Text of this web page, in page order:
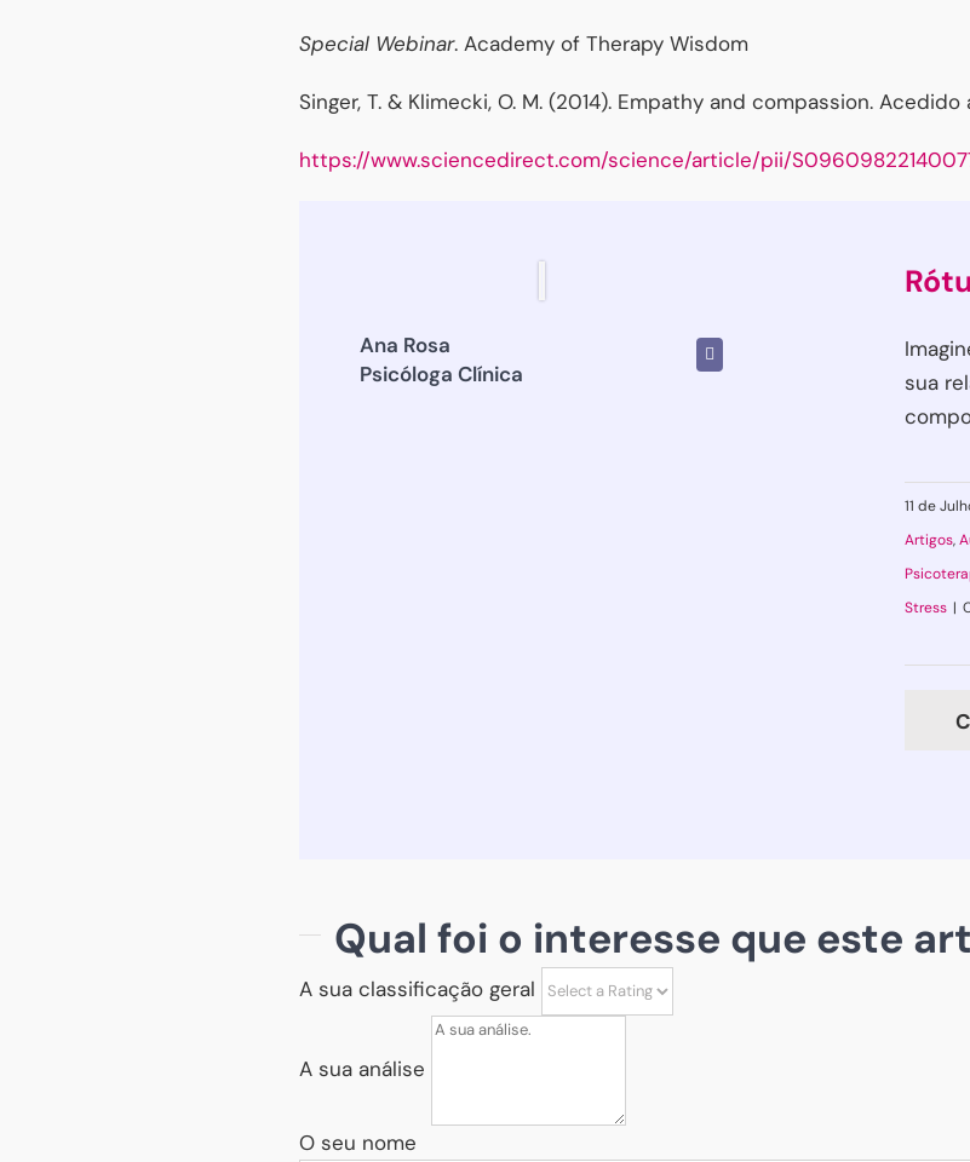
Special Webinar. Academy of Therapy Wisdom
Singer, T. & Klimecki, O. M. (2014). Empathy and compassion.
https://www.sciencedirect.com/science/article/pii/
Ana Rosa
Psicóloga Clínica
sua
11 de
Artigos,
Stress |
Qual foi o interesse que este
A sua classificação geral
A sua análise
O seu nome